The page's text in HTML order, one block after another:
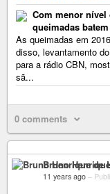
Com menor nível
queimadas
As queimadas em
disso, levantamento
para a rádio CBN,
sã...
0 comments
Bruno
11 years ago –